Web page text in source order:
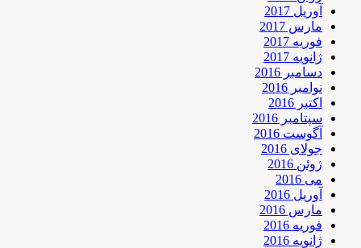
آوریل 2017
مارس 2017
فوریه 2017
ژانویه 2017
دسامبر 2016
نوامبر 2016
اکتبر 2016
سپتامبر 2016
آگوست 2016
جولای 2016
ژوئن 2016
می 2016
آوریل 2016
مارس 2016
فوریه 2016
ژانویه 2016